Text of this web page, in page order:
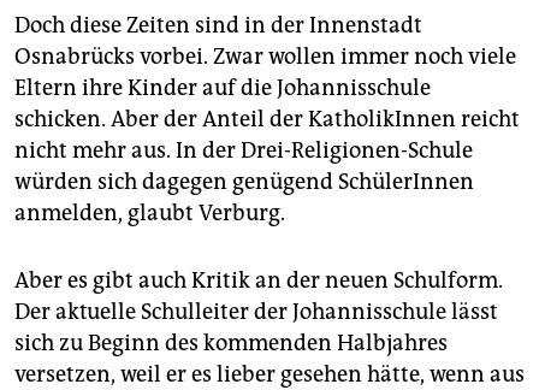
Doch diese Zeiten sind in der Innenstadt
Osnabrücks vorbei. Zwar wollen immer noch viele
Eltern ihre Kinder auf die Johannisschule
schicken. Aber der Anteil der KatholikInnen reicht
nicht mehr aus. In der Drei-Religionen-Schule
würden sich dagegen genügend SchülerInnen
anmelden, glaubt Verburg.
Aber es gibt auch Kritik an der neuen Schulform.
Der aktuelle Schulleiter der Johannisschule lässt
sich zu Beginn des kommenden Halbjahres
versetzen, weil er es lieber gesehen hätte, wenn aus